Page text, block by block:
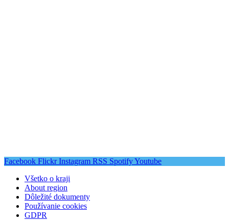
Facebook Flickr Instagram RSS SpotifyYoutube
Všetko o kraji
About region
Dôležité dokumenty
Používanie cookies
GDPR